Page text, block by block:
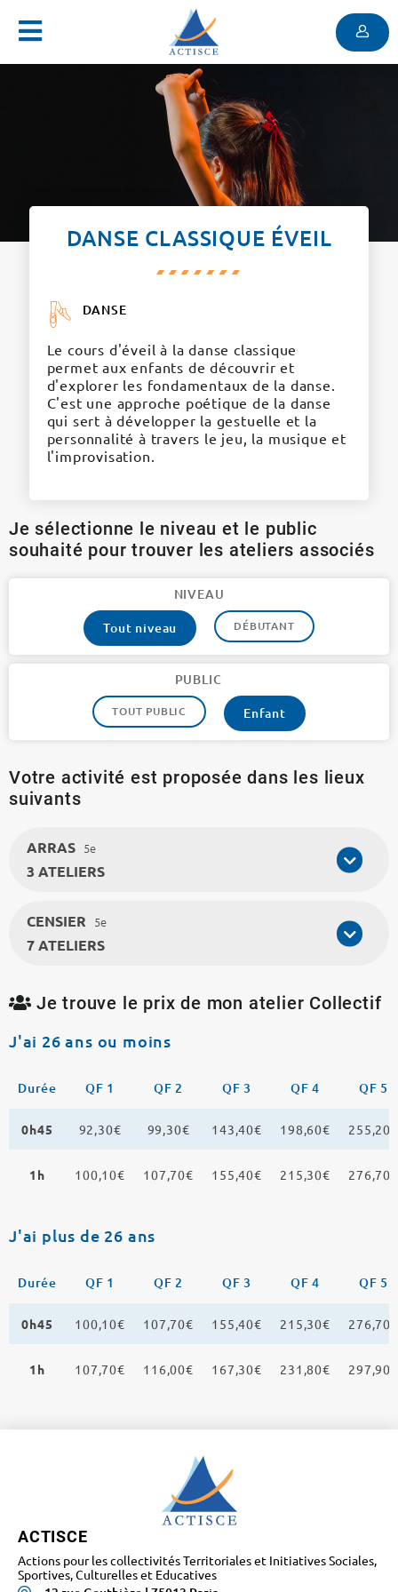
Menu
DANSE CLASSIQUE ÉVEIL
DANSE
Le cours d'éveil à la danse classique
permet aux enfants de découvrir et
d'explorer les fondamentaux de la danse.
C'est une approche poétique de la danse
qui sert à développer la gestuelle et la
personnalité à travers le jeu, la musique et
l'improvisation.
Je sélectionne le niveau et le public
souhaité pour trouver les ateliers associés
NIVEAU
Tout niveau
DÉBUTANT
PUBLIC
TOUT PUBLIC Enfant
Votre activité est proposée dans les lieux
suivants
ARRAS 5e
3 ATELIERS
CENSIER 5e
7 ATELIERS
Je trouve le prix de mon atelier Collectif
J'ai 26 ans ou moins
Durée QF 1 QF 2 QF 3 QF 4 QF 5
0h45 92,30€ 99,30€ 143,40€ 198,60€ 255,20€
1h 100,10€ 107,70€ 155,40€ 215,30€ 276,70€
J'ai plus de 26 ans
Durée QF 1 QF 2 QF 3 QF 4 QF 5
0h45 100,10€ 107,70€ 155,40€ 215,30€ 276,70€
1h 107,70€ 116,00€ 167,30€ 231,80€ 297,90€
ACTISCE
Actions pour les collectivités Territoriales et Initiatives Sociales,
Sportives, Culturelles et Educatives